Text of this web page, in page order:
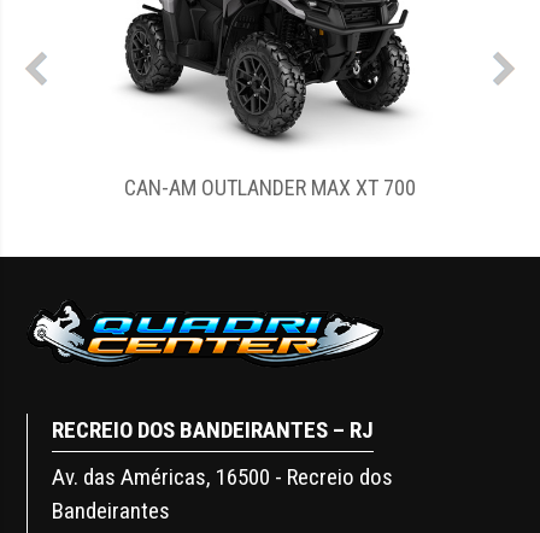
CAN-AM OUTLANDER MAX XT 700
RECREIO DOS BANDEIRANTES – RJ
Av. das Américas, 16500 - Recreio dos
Bandeirantes